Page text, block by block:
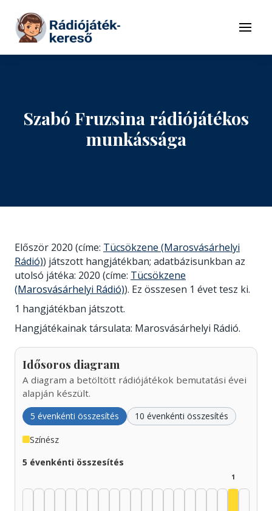
Tovább a tartalomhoz
Menü
Szabó Fruzsina rádiójátékos
munkássága
Először 2020 (címe: Tücsökzene (Marosvásárhelyi
Rádió)) játszott hangjátékban; adatbázisunkban az
utolsó játéka: 2020 (címe: Tücsökzene
(Marosvásárhelyi Rádió)). Ez összesen 1 évet tesz ki.
1 hangjátékban játszott.
Hangjátékainak társulata: Marosvásárhelyi Rádió.
Idősoros diagram
A diagram a betöltött rádiójátékok bemutatási évei
alapján készült.
5 évenkénti összesítés 10 évenkénti összesítés
Színész
5 évenkénti összesítés
1